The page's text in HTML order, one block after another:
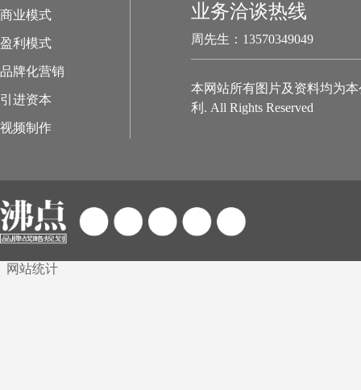
商业模式
盈利模式
品牌化营销
引进资本
视频制作
业务洽谈热线
周先生：13570349049
本网站所有图片及资料均为
利. All Rights Reserved
网站统计